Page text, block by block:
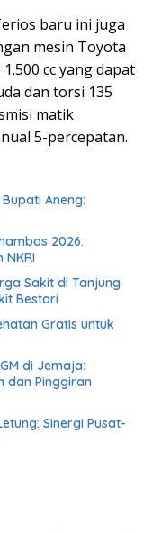
baru ini juga
mesin Toyota
cc yang dapat
dan torsi 135
matik
5-percepatan.
Aneng:
2026:
Sakit di Tanjung
Bestari
Gratis untuk
di Jemaja:
dan Pinggiran
Sinergi Pusat-